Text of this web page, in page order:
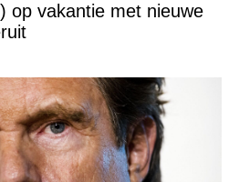
op vakantie met nieuwe